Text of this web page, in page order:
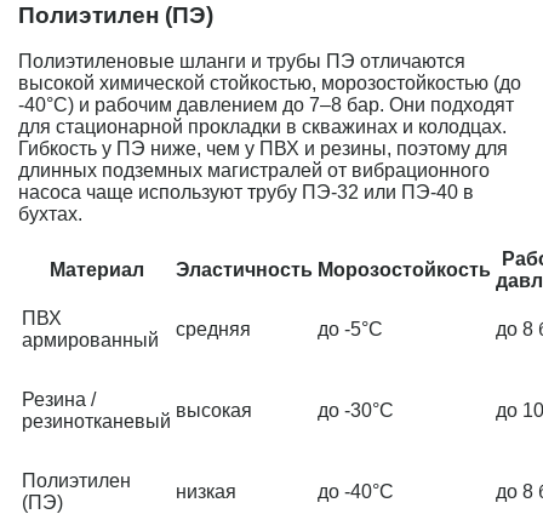
Полиэтилен (ПЭ)
Полиэтиленовые шланги и трубы ПЭ отличаются
высокой химической стойкостью, морозостойкостью (до
-40°C) и рабочим давлением до 7–8 бар. Они подходят
для стационарной прокладки в скважинах и колодцах.
Гибкость у ПЭ ниже, чем у ПВХ и резины, поэтому для
длинных подземных магистралей от вибрационного
насоса чаще используют трубу ПЭ-32 или ПЭ-40 в
бухтах.
Материал Эластичность Морозостойкость
ПВХ
армированный
средняя до -5°C до 8
Резина /
резинотканевый
высокая до -30°C до
Полиэтилен
(ПЭ)
низкая до -40°C до 8